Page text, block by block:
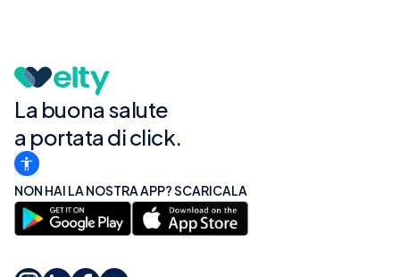
La buona salute
a portata di click.
NON HAI LA NOSTRA APP? SCARICALA